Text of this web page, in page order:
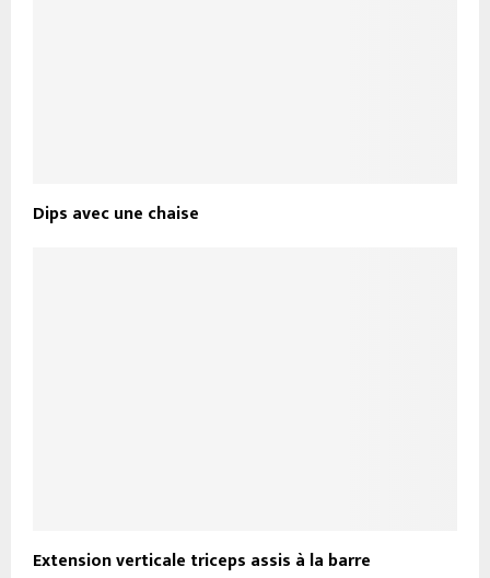
Dips avec une chaise
Extension verticale triceps assis à la barre